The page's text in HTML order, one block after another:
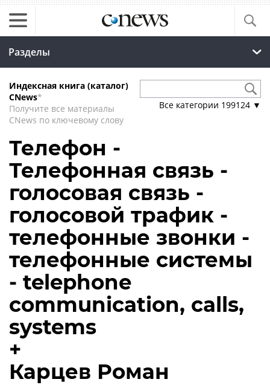
Разделы
Индексная книга (каталог)
CNews*
Получите все материалы
CNews по ключевому слову
Все категории 199124 ▼
Телефон -
Телефонная связь -
голосовая связь -
голосовой трафик -
телефонные звонки -
телефонные системы
- telephone
communication, calls,
systems
+
Карцев Роман